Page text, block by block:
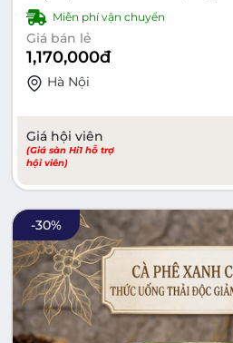
Miễn phí vận chuyển
Giá bán lẻ
1,170,000đ
Hà Nội
Giá hội viên
(Giá sàn Hi1 hỗ trợ
hội viên)
-30%